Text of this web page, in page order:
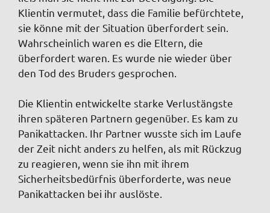
Klientin vermutet, dass die Familie befürchtete,
sie könne mit der Situation überfordert sein.
Wahrscheinlich waren es die Eltern, die
überfordert waren. Es wurde nie wieder über
den Tod des Bruders gesprochen.
Die Klientin entwickelte starke Verlustängste
ihren späteren Partnern gegenüber. Es kam zu
Panikattacken. Ihr Partner wusste sich im Laufe
der Zeit nicht anders zu helfen, als mit Rückzug
zu reagieren, wenn sie ihn mit ihrem
Sicherheitsbedürfnis überforderte, was neue
Panikattacken bei ihr auslöste.